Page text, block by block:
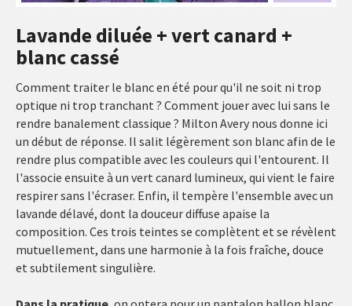
Lavande diluée + vert canard +
blanc cassé
Comment traiter le blanc en été pour qu'il ne soit ni trop
optique ni trop tranchant ? Comment jouer avec lui sans le
rendre banalement classique ? Milton Avery nous donne ici
un début de réponse. Il salit légèrement son blanc afin de le
rendre plus compatible avec les couleurs qui l'entourent. Il
l'associe ensuite à un vert canard lumineux, qui vient le faire
respirer sans l'écraser. Enfin, il tempère l'ensemble avec un
lavande délavé, dont la douceur diffuse apaise la
composition. Ces trois teintes se complètent et se révèlent
mutuellement, dans une harmonie à la fois fraîche, douce
et subtilement singulière.